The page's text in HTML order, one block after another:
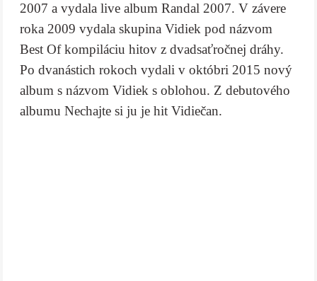
2007 a vydala live album Randal 2007. V závere
roka 2009 vydala skupina Vidiek pod názvom
Best Of kompiláciu hitov z dvadsaťročnej dráhy.
Po dvanástich rokoch vydali v októbri 2015 nový
album s názvom Vidiek s oblohou. Z debutového
albumu Nechajte si ju je hit Vidiečan.